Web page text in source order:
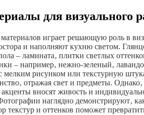
для визуального
играет решающую роль в
и наполняют кухню светом.
– ламината‚ плитки светлых
– например‚ нежно-зеленый‚
мелким рисунком или текстурную
отражая свет и предметы.
акценты вносят живость и
наглядно демонстрируют‚
текстур и оттенков поможет